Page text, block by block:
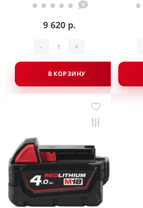
0
9 620 р.
- +
В КОРЗИНУ